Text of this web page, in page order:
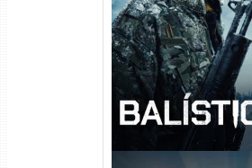
Balística Torrent (2025)
DL 1080p Dual